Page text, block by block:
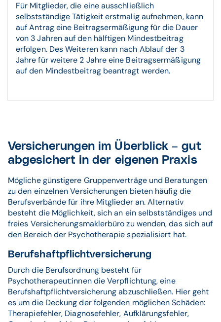
Für Mitglieder, die eine ausschließlich
selbstständige Tätigkeit erstmalig aufnehmen, kann
auf Antrag eine Beitragsermäßigung für die Dauer
von 3 Jahren auf den hälftigen Mindestbeitrag
erfolgen. Des Weiteren kann nach Ablauf der 3
Jahre für weitere 2 Jahre eine Beitragsermäßigung
auf den Mindestbeitrag beantragt werden.
Versicherungen im Überblick – gut
abgesichert in der eigenen Praxis
Mögliche günstigere Gruppenverträge und Beratungen
zu den einzelnen Versicherungen bieten häufig die
Berufsverbände für ihre Mitglieder an. Alternativ
besteht die Möglichkeit, sich an ein selbstständiges und
freies Versicherungsmaklerbüro zu wenden, das sich auf
den Bereich der Psychotherapie spezialisiert hat.
Berufshaftpflichtversicherung
Durch die Berufsordnung besteht für
Psychotherapeut:innen die Verpflichtung, eine
Berufshaftpflichtversicherung abzuschließen. Hier geht
es um die Deckung der folgenden möglichen Schäden:
Therapiefehler, Diagnosefehler, Aufklärungsfehler,